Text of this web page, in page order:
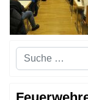
Suchen